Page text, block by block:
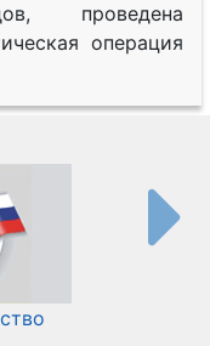
проведена
операция